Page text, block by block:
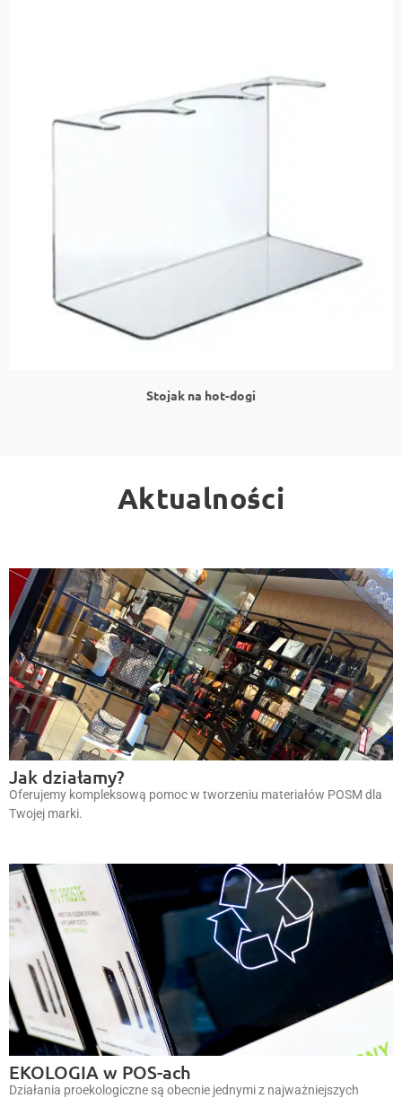
Stojak na hot-dogi
Aktualności
Jak działamy?
Oferujemy kompleksową pomoc w tworzeniu materiałów POSM dla
Twojej marki.
EKOLOGIA w POS-ach
Działania proekologiczne są obecnie jednymi z najważniejszych